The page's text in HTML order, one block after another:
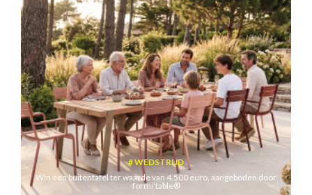
WEDSTRIJD
Win een buitentafel ter waarde van 4.500 euro, aangeboden door
formi’table®